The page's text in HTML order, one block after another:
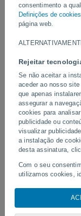
consentimento a
Definições de cookies
página web.
Rejeitar
Se não aceitar a
aceder ao nosso
que apenas
assegurar a
cookies para
publicidade ou
visualizar
a instalação de
desta assinatura,
Com o seu
utilizamos cookies,
IP e identificadores
Equipes de
destroços e
Vídeos
O tufão Dolphin atinge
da China.